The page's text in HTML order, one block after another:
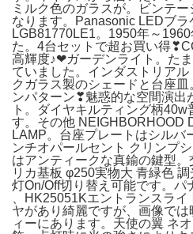
ミルク色のガラスが。ビンテ
なります。Panasonic LEDブラ
LGB81770LE1。1950年～
た。4台セットで超お買い得
高輝度♪❤ガーデンライト。た
ていました。インダストリア
クガラス製のシェードと台座
ンパターン❣魅惑的な空間演出
ト。ダイヤキルティング柄40w
す。その他 NEIGHBORHOOD
LAMP。台座プレートはシルバ
ンチオパールセント クリンプ
はアンティークな真鍮の鍵型
リカ基板 φ250実物大 青緑色
灯On/Off切り替え可能です。パ
、HK25051Kエントランスラ
ヤがあり綺麗ですが、画像で
ィーにあります。天使の翼 ネ